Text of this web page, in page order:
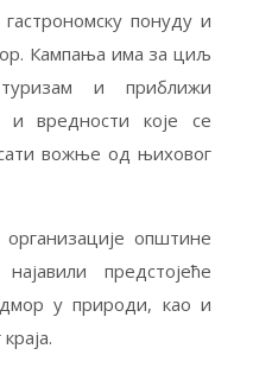
понуду и
Кампања има за циљ
и приближи
и вредности које се
вожње од њиховог
општине
предстојеће
у природи, као и